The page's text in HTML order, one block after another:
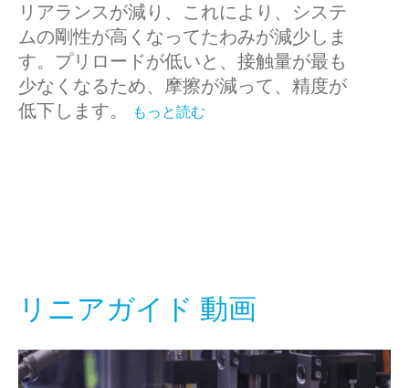
リアランスが減り、これにより、システ
ムの剛性が高くなってたわみが減少しま
す。プリロードが低いと、接触量が最も
少なくなるため、摩擦が減って、精度が
低下します。
もっと読む
リニアガイド 動画